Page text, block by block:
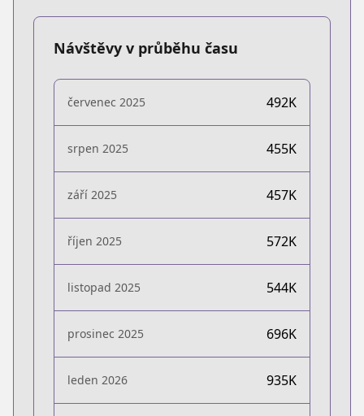
Návštěvy v průběhu času
červenec 2025 492K
srpen 2025 455K
září 2025 457K
říjen 2025 572K
listopad 2025 544K
prosinec 2025 696K
leden 2026 935K